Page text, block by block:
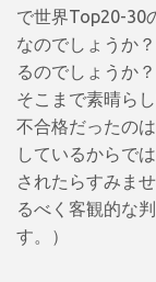
で世界Top20-30
なのでしょうか
るのでしょうか？
そこまで素晴ら
不合格だったの
しているからで
されたらすみま
るべく客観的な
す。）